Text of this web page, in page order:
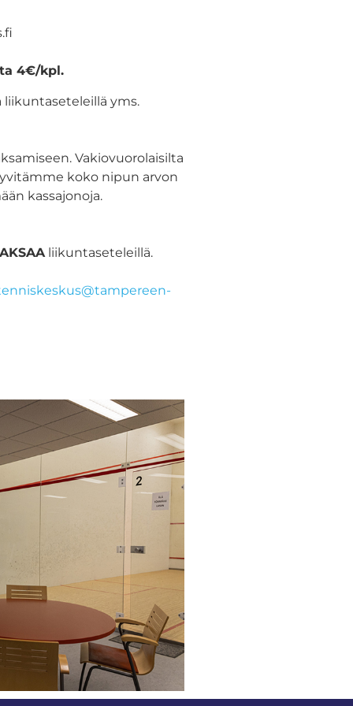
4€/kpl.
liikuntaseteleillä yms.
Vakiovuorolaisilta
koko nipun arvon
kassajonoja.
liikuntaseteleillä.